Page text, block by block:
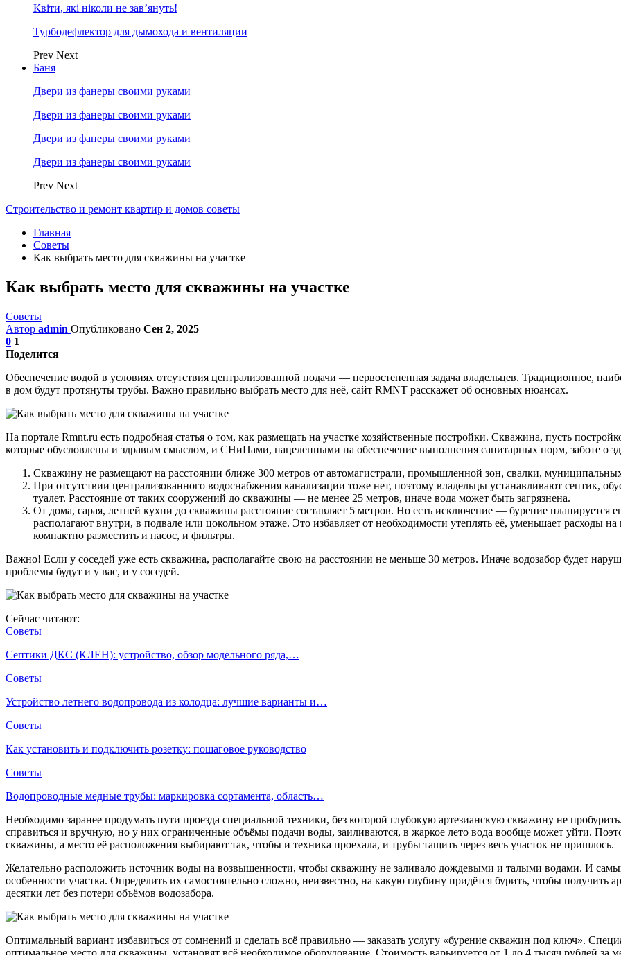
Квіти, які ніколи не зав’януть!
Турбодефлектор для дымохода и вентиляции
Prev Next
Баня
Двери из фанеры своими руками
Двери из фанеры своими руками
Двери из фанеры своими руками
Двери из фанеры своими руками
Prev Next
Строительство и ремонт квартир и домов советы
Главная
Советы
Как выбрать место для скважины на участке
Как выбрать место для скважины на участке
Советы
Автор admin Опубликовано Сен 2, 2025
0 1
Поделится
Обеспечение водой в условиях отсутствия централизованной подачи — первостепенная задача владельцев. Традиционное,
в дом будут протянуты трубы. Важно правильно выбрать место для неё, сайт RMNT расскажет об основных нюансах.
На портале Rmnt.ru есть подробная статья о том, как размещать на участке хозяйственные постройки. Скважина, пусть
которые обусловлены и здравым смыслом, и СНиПами, нацеленными на обеспечение выполнения санитарных норм, заботе о
Скважину не размещают на расстоянии ближе 300 метров от автомагистрали, промышленной зон, свалки,
При отсутствии централизованного водоснабжения канализации тоже нет, поэтому владельцы устанавливают септик,
туалет. Расстояние от таких сооружений до скважины — не менее 25 метров, иначе вода может быть загрязнена.
От дома, сарая, летней кухни до скважины расстояние составляет 5 метров. Но есть исключение — бурение планируется
располагают внутри, в подвале или цокольном этаже. Это избавляет от необходимости утеплять её, уменьшает расходы
компактно разместить и насос, и фильтры.
Важно! Если у соседей уже есть скважина, располагайте свою на расстоянии не меньше 30 метров. Иначе водозабор будет
проблемы будут и у вас, и у соседей.
Сейчас читают:
Советы
Септики ДКС (КЛЕН): устройство, обзор модельного ряда,…
Советы
Устройство летнего водопровода из колодца: лучшие варианты и…
Советы
Как установить и подключить розетку: пошаговое руководство
Советы
Водопроводные медные трубы: маркировка сортамента, область…
Необходимо заранее продумать пути проезда специальной техники, без которой глубокую артезианскую скважину не
справиться и вручную, но у них ограниченные объёмы подачи воды, заиливаются, в жаркое лето вода вообще может уйти.
скважины, а место её расположения выбирают так, чтобы и техника проехала, и трубы тащить через весь участок не пришлось.
Желательно расположить источник воды на возвышенности, чтобы скважину не заливало дождевыми и талыми водами. И
особенности участка. Определить их самостоятельно сложно, неизвестно, на какую глубину придётся бурить, чтобы получить
десятки лет без потери объёмов водозабора.
Оптимальный вариант избавиться от сомнений и сделать всё правильно — заказать услугу «бурение скважин под ключ».
оптимальное место для скважины, установят всё необходимое оборудование. Стоимость варьируется от 1 до 4 тысяч рублей за